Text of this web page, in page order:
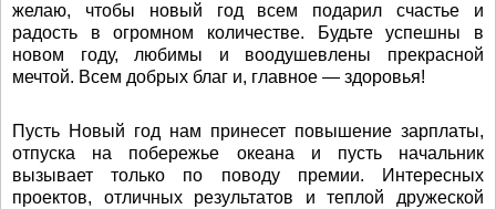
желаю, чтобы новый год всем подарил счастье и
радость в огромном количестве. Будьте успешны в
новом году, любимы и воодушевлены прекрасной
мечтой. Всем добрых благ и, главное — здоровья!
Пусть Новый год нам принесет повышение зарплаты,
отпуска на побережье океана и пусть начальник
вызывает только по поводу премии. Интересных
проектов, отличных результатов и теплой дружеской